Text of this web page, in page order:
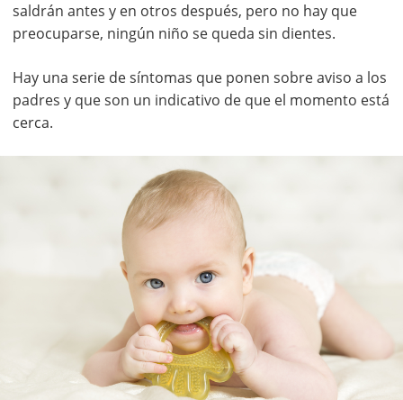
saldrán antes y en otros después, pero no hay que
preocuparse, ningún niño se queda sin dientes.
Hay una serie de síntomas que ponen sobre aviso a los
padres y que son un indicativo de que el momento está
cerca.